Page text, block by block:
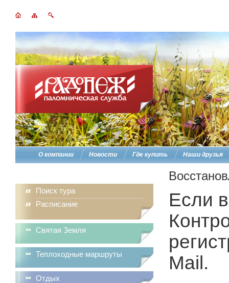
О компании Новости Где купить Наши друзья
Поиск тура
Расписание
Святая Земля
Теплоходные маршруты
Отдых
Если
Mail.